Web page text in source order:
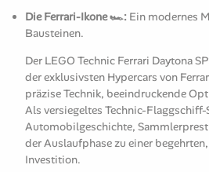
Die Ferrari-Ikone 🏎️: Ein modernes
Bausteinen.
Der LEGO Technic Ferrari Daytona
der exklusivsten Hypercars von
präzise Technik, beeindruckende
Als versiegeltes Technic-Flaggschiff-
Automobilgeschichte,
der Auslaufphase zu einer
Investition.